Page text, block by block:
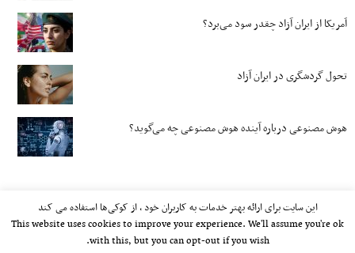
آمریکا از ایران آزاد چقدر سود می‌برد؟
تحول گردشگری در ایران آزاد
هوش مصنوعی درباره آینده هوش مصنوعی چه می‌گوید؟
این سایت برای ارائه بهتر خدمات به کاربران خود ، از کوکی‌ها استفاده می کند
This website uses cookies to improve your experience. We'll assume you're ok
with this, but you can opt-out if you wish.